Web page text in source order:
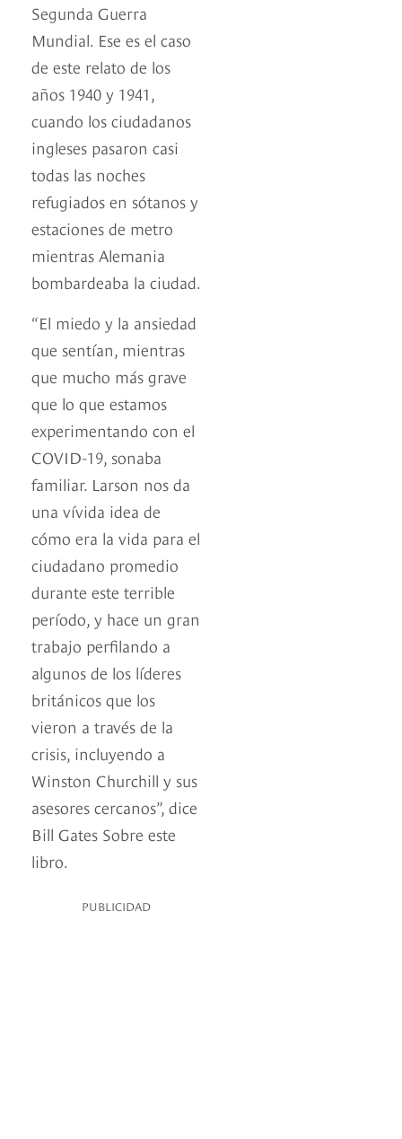
Segunda Guerra
Mundial. Ese es el caso
de este relato de los
años 1940 y 1941,
cuando los ciudadanos
ingleses pasaron casi
todas las noches
refugiados en sótanos y
estaciones de metro
mientras Alemania
bombardeaba la ciudad.
“El miedo y la ansiedad
que sentían, mientras
que mucho más grave
que lo que estamos
experimentando con el
COVID-19, sonaba
familiar. Larson nos da
una vívida idea de
cómo era la vida para el
ciudadano promedio
durante este terrible
período, y hace un gran
trabajo perfilando a
algunos de los líderes
británicos que los
vieron a través de la
crisis, incluyendo a
Winston Churchill y sus
asesores cercanos”, dice
Bill Gates Sobre este
libro.
PUBLICIDAD